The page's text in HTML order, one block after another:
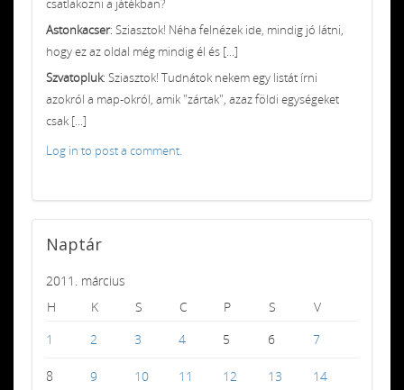
csatlakozni a játékban?
Astonkacser: Sziasztok! Néha felnézek ide, mindig jó látni,
hogy ez az oldal még mindig él és [...]
Szvatopluk: Sziasztok! Tudnátok nekem egy listát írni
azokról a map-okról, amik "zártak", azaz földi egységeket
csak [...]
Log in to post a comment.
Naptár
2011. március
H
K S C P S
V
1
2 3 4 5 6 7
8 9 10 11 12 13 14